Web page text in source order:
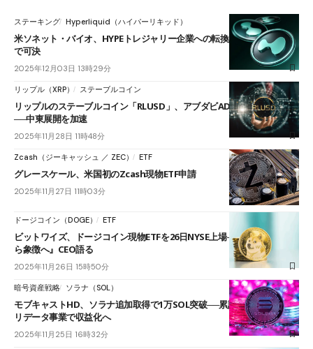
ステーキング Hyperliquid（ハイパーリキッド）
米ソネット・バイオ、HYPEトレジャリー企業への転換承認──株主総会
で可決
2025年12月03日 13時29分
リップル（XRP） ステーブルコイン
リップルのステーブルコイン「RLUSD」、アブダビADGMで利用認定
──中東展開を加速
2025年11月28日 11時48分
Zcash（ジーキャッシュ ／ ZEC） ETF
グレースケール、米国初のZcash現物ETF申請
2025年11月27日 11時03分
ドージコイン（DOGE） ETF
ビットワイズ、ドージコイン現物ETFを26日NYSE上場──『ジョークか
ら象徴へ』CEO語る
2025年11月26日 15時50分
暗号資産戦略 ソラナ（SOL）
モブキャストHD、ソラナ追加取得で1万SOL突破──累計3億円投資、バ
リデータ事業で収益化へ
2025年11月25日 16時32分